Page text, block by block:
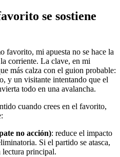
se sostiene
favorito, mi apuesta no se hace la
corriente. La clave, en mi
más calza con el guion probable:
y un visitante intentando que el
todo en una avalancha.
cuando crees en el favorito,
no acción): reduce el impacto
Si el partido se atasca,
lectura principal.